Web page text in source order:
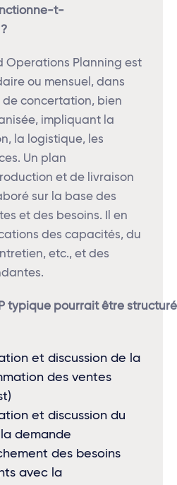
t-
Operations Planning est
ou mensuel, dans
de concertation, bien
impliquant la
la logistique, les
Un plan
et de livraison
sur la base des
et des besoins. Il en
des capacités, du
etc., et des
typique pourrait être structuré
et discussion de la
des ventes
et discussion du
demande
des besoins
avec la